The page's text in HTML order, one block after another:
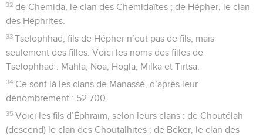
32 de Chemida, le clan des Chemidaïtes ; de Hépher, le clan
des Héphrites.
33 Tselophhad, fils de Hépher n’eut pas de fils, mais
seulement des filles. Voici les noms des filles de
Tselophhad : Mahla, Noa, Hogla, Milka et Tirtsa.
34 Ce sont là les clans de Manassé, d’après leur
dénombrement : 52 700.
35 Voici les fils d’Éphraïm, selon leurs clans : de Choutélah
(descend) le clan des Choutalhites ; de Béker, le clan des